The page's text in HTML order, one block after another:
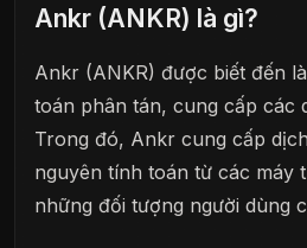
Ankr (ANKR) là gì?
Ankr (ANKR) được biết đến
toán phân tán, cung cấp các
Trong đó, Ankr cung cấp
nguyên tính toán từ các máy
những đối tượng người dùng